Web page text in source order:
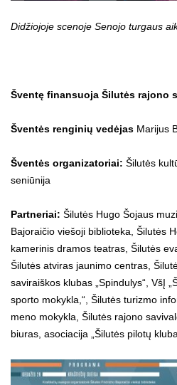
Didžiojoje scenoje Senojo turgaus
Šventę finansuoja Šilutės rajono
Šventės renginių vedėjas Marijus
Šventės organizatoriai: Šilutės
seniūnija
Partneriai: Šilutės Hugo Šojaus
Bajoraičio viešoji biblioteka, Šilutės
kamerinis dramos teatras, Šilutės
Šilutės atviras jaunimo centras,
saviraiškos klubas „Spindulys“, VšĮ
sporto mokykla,“, Šilutės turizmo
meno mokykla, Šilutės rajono
biuras, asociacija „Šilutės pilotų